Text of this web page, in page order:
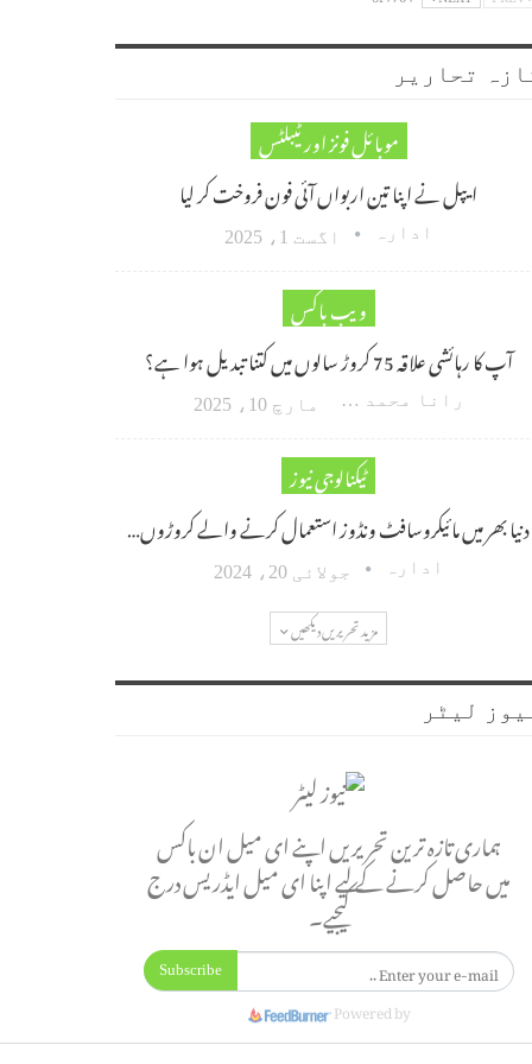
تحاریر
موبائل فونز اور ٹیبلٹس
ایپل نے اپنا تین اربواں آئی فون فروخت کر لیا
ادارہ اگست 1، 2025
ویب باکس
آپ کا رہائشی علاقہ 75 کروڑ سالوں میں کتنا تبدیل ہوا ہے؟
رانا محمد امین اکبر مارچ 10، 2025
ٹیکنالوجی نیوز
دنیا بھر میں مائیکروسافٹ ونڈوز استعمال کرنے والے کروڑوں…
ادارہ جولائی 20، 2024
مزید تحریریں دیکھیں
لیٹر
ہماری تازہ ترین تحریریں اپنے ای میل ان باکس
میں حاصل کرنے کے لیے اپنا ای میل ایڈریس درج
کیجیے۔
Subscribe
Powered by